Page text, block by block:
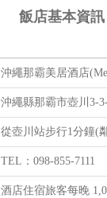
飯店基本資訊
沖繩那霸美居酒店
沖繩縣那霸市壺川3-
從壺川站步行1分鐘(
TEL：098-855-7111
酒店住宿旅客每晚